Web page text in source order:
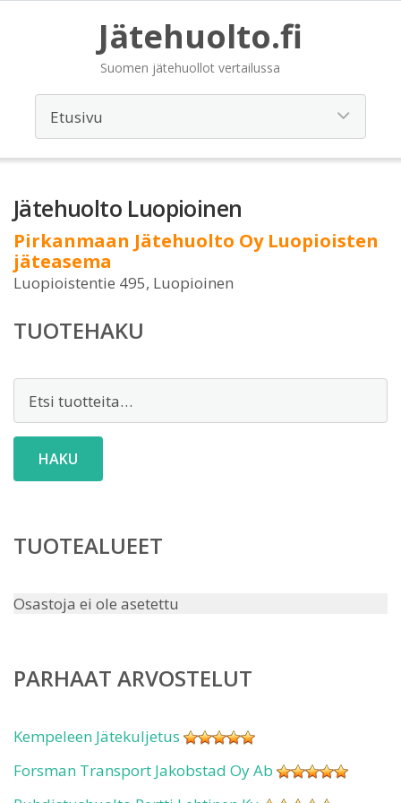
Jätehuolto.fi
Suomen jätehuollot vertailussa
Jätehuolto Luopioinen
Pirkanmaan Jätehuolto Oy Luopioisten
jäteasema
Luopioistentie 495, Luopioinen
TUOTEHAKU
HAKU
TUOTEALUEET
Osastoja ei ole asetettu
PARHAAT ARVOSTELUT
Kempeleen Jätekuljetus
Forsman Transport Jakobstad Oy Ab